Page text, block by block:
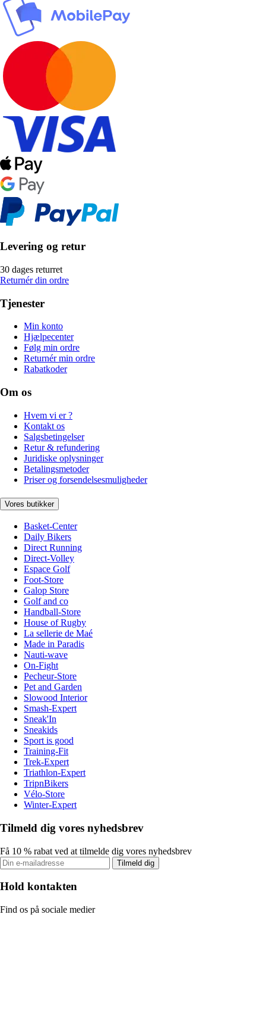
Levering og retur
30 dages returret
Returnér din ordre
Tjenester
Min konto
Hjælpecenter
Følg min ordre
Returnér min ordre
Rabatkoder
Om os
Hvem vi er ?
Kontakt os
Salgsbetingelser
Retur & refundering
Juridiske oplysninger
Betalingsmetoder
Priser og forsendelsesmuligheder
Vores butikker
Basket-Center
Daily Bikers
Direct Running
Direct-Volley
Espace Golf
Foot-Store
Galop Store
Golf and co
Handball-Store
House of Rugby
La sellerie de Maé
Made in Paradis
Nauti-wave
On-Fight
Pecheur-Store
Pet and Garden
Slowood Interior
Smash-Expert
Sneak'In
Sneakids
Sport is good
Training-Fit
Trek-Expert
Triathlon-Expert
TripnBikers
Vélo-Store
Winter-Expert
Tilmeld dig vores nyhedsbrev
Få 10 % rabat ved at tilmelde dig vores nyhedsbrev
Tilmeld dig
Hold kontakten
Find os på sociale medier